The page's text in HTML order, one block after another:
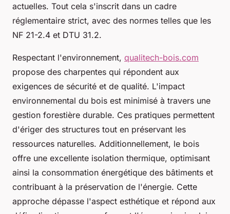
actuelles. Tout cela s'inscrit dans un cadre
réglementaire strict, avec des normes telles que les
NF 21-2.4 et DTU 31.2.
Respectant l'environnement, qualitech-bois.com
propose des charpentes qui répondent aux
exigences de sécurité et de qualité. L'impact
environnemental du bois est minimisé à travers une
gestion forestière durable. Ces pratiques permettent
d'ériger des structures tout en préservant les
ressources naturelles. Additionnellement, le bois
offre une excellente isolation thermique, optimisant
ainsi la consommation énergétique des bâtiments et
contribuant à la préservation de l'énergie. Cette
approche dépasse l'aspect esthétique et répond aux